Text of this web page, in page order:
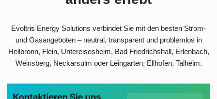
Evoltris Energy Solutions verbindet Sie mit den besten Strom-
und Gasangeboten – neutral, transparent und problemlos in
Heilbronn, Flein, Untereisesheim, Bad Friedrichshall, Erlenbach,
Weinsberg, Neckarsulm oder Leingarten, Ellhofen, Talheim.